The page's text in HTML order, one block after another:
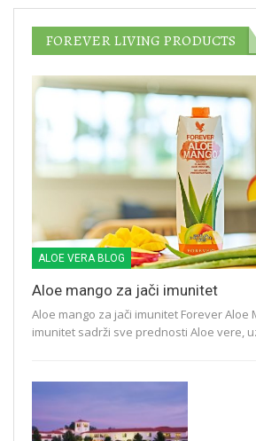
FOREVER LIVING PRODUCTS
ALOE VERA BLOG
Aloe mango za jači imunitet
Aloe mango za jači imunitet Forever Aloe
imunitet sadrži sve prednosti Aloe vere,